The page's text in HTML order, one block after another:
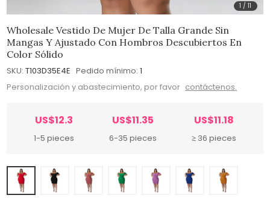
1 /11
Wholesale Vestido De Mujer De Talla Grande Sin
Mangas Y Ajustado Con Hombros Descubiertos En
Color Sólido
SKU: T103D35E4E Pedido mínimo: 1
Personalización y abastecimiento, por favor contáctenos.
US$12.3
1-5 pieces
US$11.35
6-35 pieces
US$11.18
≥ 36 pieces